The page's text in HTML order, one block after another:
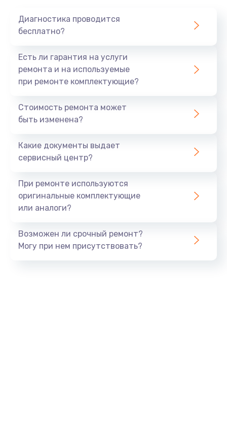
Диагностика проводится
бесплатно?
Есть ли гарантия на услуги
ремонта и на используемые
при ремонте комплектующие?
Стоимость ремонта может
быть изменена?
Какие документы выдает
сервисный центр?
При ремонте используются
оригинальные комплектующие
или аналоги?
Возможен ли срочный ремонт?
Могу при нем присутствовать?